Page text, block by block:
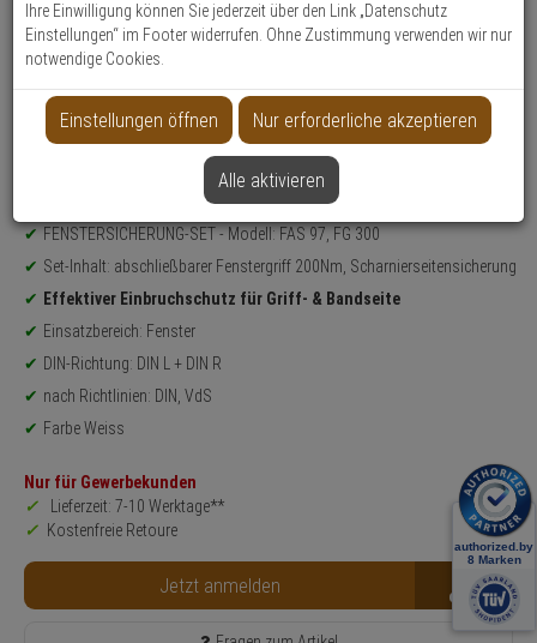
SucheProduktmerkmale
Datenblatt drucken
FENSTERSICHERUNG-SET - Modell: FAS 97, FG 300
Set-Inhalt: abschließbarer Fenstergriff 200Nm, Scharnierseitensicherung
Effektiver Einbruchschutz für Griff- & Bandseite
Einsatzbereich: Fenster
DIN-Richtung: DIN L + DIN R
nach Richtlinien: DIN, VdS
Farbe Weiss
Nur für Gewerbekunden
Lieferzeit: 7-10 Werktage**
Kostenfreie Retoure
Jetzt anmelden
Ihre Einwilligung können Sie jederzeit über den Link „Datenschutz
Einstellungen“ im Footer widerrufen. Ohne Zustimmung verwenden wir nur
notwendige Cookies.
Einstellungen öffnen Nur erforderliche akzeptieren
Alle aktivieren